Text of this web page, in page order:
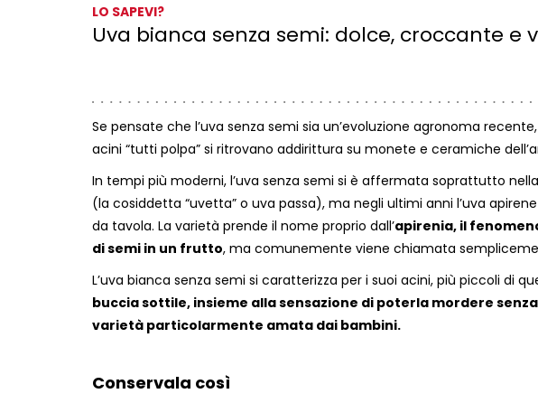
LO SAPEVI?
Uva bianca senza semi: dolce, croccante e
Se pensate che l’uva senza semi sia un’evoluzione agronoma
acini “tutti polpa” si ritrovano addirittura su monete e ceramiche
In tempi più moderni, l’uva senza semi si è affermata soprattutto
(la cosiddetta “uvetta” o uva passa), ma negli ultimi anni l’uva
da tavola. La varietà prende il nome proprio dall’apirenia, il
di semi in un frutto, ma comunemente viene chiamata
L’uva bianca senza semi si caratterizza per i suoi acini, più piccoli di
buccia sottile, insieme alla sensazione di poterla mordere
varietà particolarmente amata dai bambini.
Conservala così